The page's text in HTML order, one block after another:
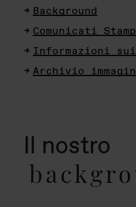
Background
Comunicati
Informazioni
Archivio
Il nostro